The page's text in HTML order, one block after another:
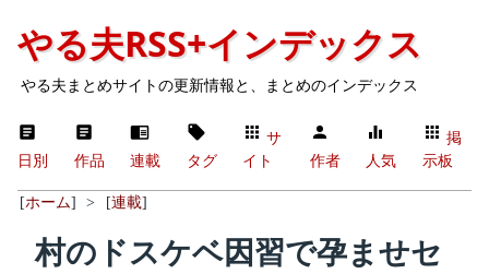
やる夫RSS+インデックス
やる夫まとめサイトの更新情報と、まとめのインデックス
日別 作品 連載 タグ
サ
イト
作者 人気
掲
示板
[ホーム] > [連載]
村のドスケベ因習で孕ませセ